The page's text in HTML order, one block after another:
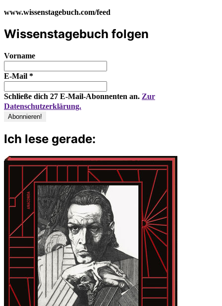
www.wissenstagebuch.com/feed
Wissenstagebuch folgen
Vorname
E-Mail *
Schließe dich 27 E-Mail-Abonnenten an. Zur
Datenschutzerklärung.
Ich lese gerade: